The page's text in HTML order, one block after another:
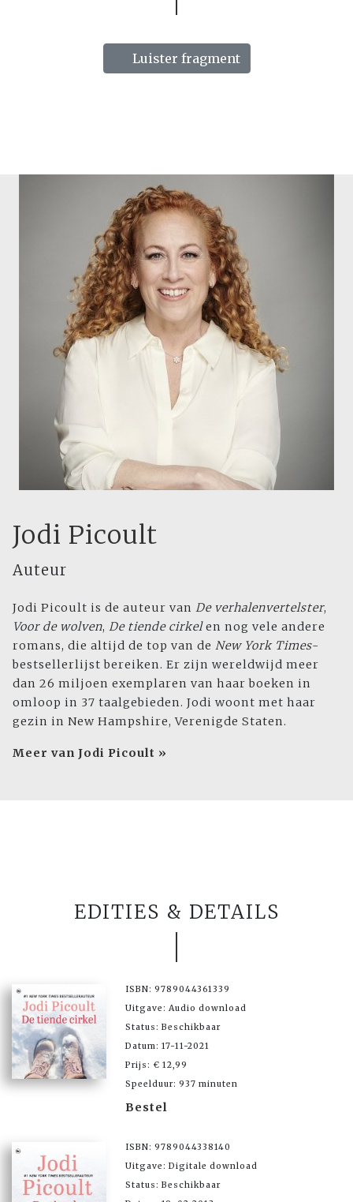
Luister fragment
Jodi Picoult
Auteur
Jodi Picoult is de auteur van De verhalenvertelster,
Voor de wolven, De tiende cirkelen nog vele andere
romans, die altijd de top van de New York Times-
bestsellerlijst bereiken. Er zijn wereldwijd meer
dan 26 miljoen exemplaren van haar boeken in
omloop in 37 taalgebieden. Jodi woont met haar
gezin in New Hampshire, Verenigde Staten.
Meer van Jodi Picoult »
EDITIES & DETAILS
ISBN: 9789044361339
Uitgave: Audio download
Status: Beschikbaar
Datum: 17-11-2021
Prijs: € 12,99
Speelduur: 937 minuten
Bestel
ISBN: 9789044338140
Uitgave: Digitale download
Status: Beschikbaar